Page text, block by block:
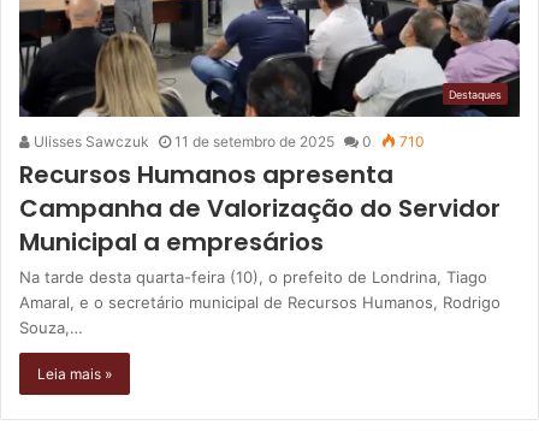
Destaques
Ulisses Sawczuk 11 de setembro de 2025 0 710
Recursos Humanos apresenta
Campanha de Valorização do Servidor
Municipal a empresários
Na tarde desta quarta-feira (10), o prefeito de Londrina, Tiago
Amaral, e o secretário municipal de Recursos Humanos, Rodrigo
Souza,…
Leia mais »